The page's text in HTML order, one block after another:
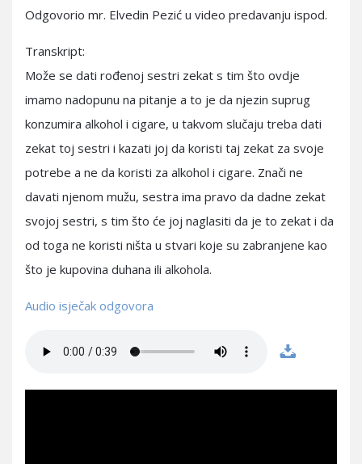
Odgovorio mr. Elvedin Pezić u video predavanju ispod.
Transkript:
Može se dati rođenoj sestri zekat s tim što ovdje
imamo nadopunu na pitanje a to je da njezin suprug
konzumira alkohol i cigare, u takvom slučaju treba dati
zekat toj sestri i kazati joj da koristi taj zekat za svoje
potrebe a ne da koristi za alkohol i cigare. Znači ne
davati njenom mužu, sestra ima pravo da dadne zekat
svojoj sestri, s tim što će joj naglasiti da je to zekat i da
od toga ne koristi ništa u stvari koje su zabranjene kao
što je kupovina duhana ili alkohola.
Audio isječak odgovora